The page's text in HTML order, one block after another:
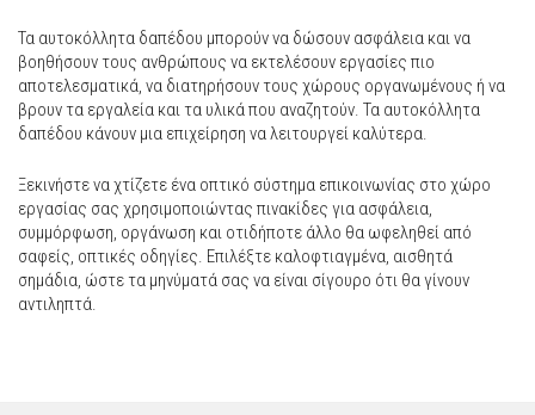
Τα αυτοκόλλητα δαπέδου μπορούν να δώσουν ασφάλεια και να
βοηθήσουν τους ανθρώπους να εκτελέσουν εργασίες πιο
αποτελεσματικά, να διατηρήσουν τους χώρους οργανωμένους ή να
βρουν τα εργαλεία και τα υλικά που αναζητούν. Τα αυτοκόλλητα
δαπέδου κάνουν μια επιχείρηση να λειτουργεί καλύτερα.
Ξεκινήστε να χτίζετε ένα οπτικό σύστημα επικοινωνίας στο χώρο
εργασίας σας χρησιμοποιώντας πινακίδες για ασφάλεια,
συμμόρφωση, οργάνωση και οτιδήποτε άλλο θα ωφεληθεί από
σαφείς, οπτικές οδηγίες. Επιλέξτε καλοφτιαγμένα, αισθητά
σημάδια, ώστε τα μηνύματά σας να είναι σίγουρο ότι θα γίνουν
αντιληπτά.